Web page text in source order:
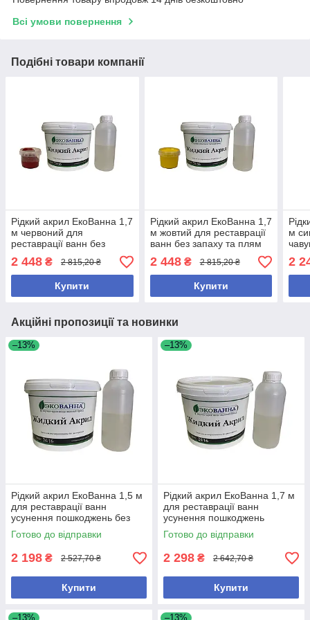
Всі умови повернення
Подібні товари компанії
Рідкий акрил ЕкоВанна 1,7
м червоний для
реставрації ванн без
запаху та потьоків
2 448 ₴ 2 815,20 ₴
Купити
Рідкий акрил ЕкоВанна 1,7
м жовтий для реставрації
ванн без запаху та плям
2 448₴ 2 815,20 ₴
Купити
м
2
Акційні пропозиції та новинки
–13%
Рідкий акрил ЕкоВанна 1,5 м
для реставрації ванн
усунення пошкоджень без
запаху
Готово до відправки
2 198 ₴ 2 527,70 ₴
Купити
–13%
Рідкий акрил ЕкоВанна 1,7 м
для реставрації ванн
усунення пошкоджень
антимікробний
Готово до відправки
2 298 ₴ 2 642,70 ₴
Купити
–13% –13%